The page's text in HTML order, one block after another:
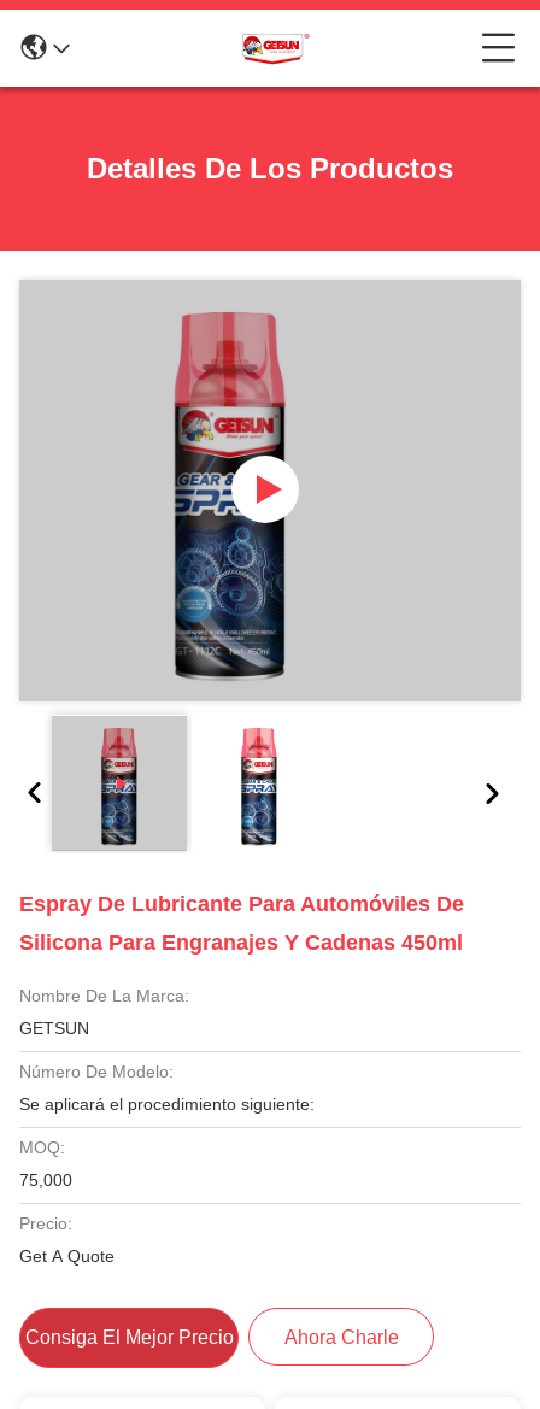
Detalles De Los Productos
Espray De Lubricante Para Automóviles De
Silicona Para Engranajes Y Cadenas 450ml
Nombre De La Marca:
GETSUN
Número De Modelo:
Se aplicará el procedimiento siguiente:
MOQ:
75,000
Precio:
Get A Quote
Consiga El Mejor Precio Ahora Charle